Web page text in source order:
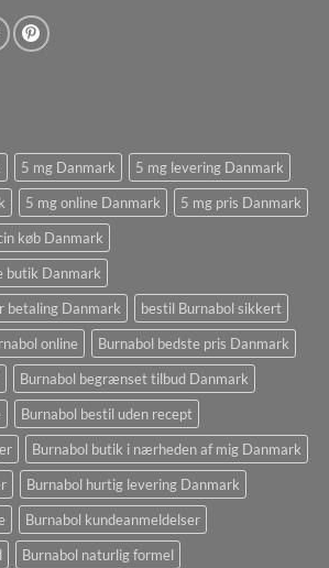
5 mg Danmark
5 mg levering Danmark
5 mg online Danmark
5 mg pris Danmark
køb Danmark
butik Danmark
betaling Danmark
bestil Burnabol sikkert
online
Burnabol bedste pris Danmark
Burnabol begrænset tilbud Danmark
Burnabol bestil uden recept
Burnabol butik i nærheden af ​​mig Danmark
Burnabol hurtig levering Danmark
Burnabol kundeanmeldelser
Burnabol naturlig formel